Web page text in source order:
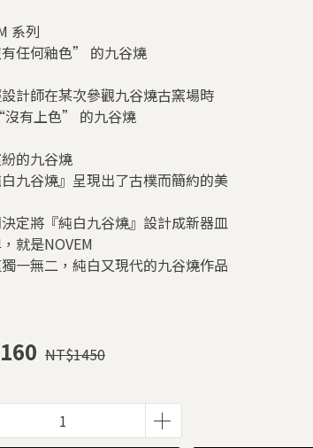
系列
任何釉色” 的九谷燒
計師在某次參觀九谷燒古窯場時
有上色” 的九谷燒
的九谷燒
九谷燒』呈現出了古樸而簡約的美
定將『純白九谷燒』設計成新器皿
就是NOVEM
一無二，純白又現代的九谷燒作品
NT$1450